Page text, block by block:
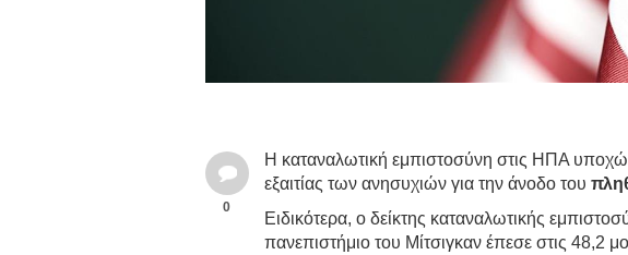
0
Η καταναλωτική εμπιστοσύνη στις ΗΠΑ
εξαιτίας των ανησυχιών για την άνοδο του
Ειδικότερα, ο δείκτης καταναλωτικής
πανεπιστήμιο του Μίτσιγκαν έπεσε στις 48,2